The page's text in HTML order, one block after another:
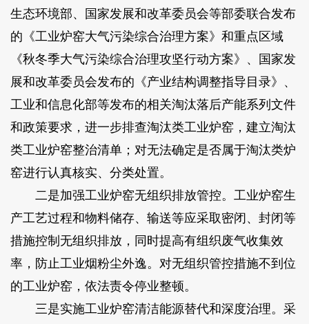
生态环境部、国家发展和改革委员会等部委联合发布
的《工业炉窑大气污染综合治理方案》和重点区域
《秋冬季大气污染综合治理攻坚行动方案》、国家发
展和改革委员会发布的《产业结构调整指导目录》、
工业和信息化部等发布的相关淘汰落后产能系列文件
和政策要求，进一步排查淘汰类工业炉窑，建立淘汰
类工业炉窑整治清单；对无法确定是否属于淘汰类炉
窑进行认真核实、分类处置。
二是加强工业炉窑无组织排放管控。工业炉窑生
产工艺过程和物料储存、输送等应采取密闭、封闭等
措施控制无组织排放，同时提高有组织废气收集效
率，防止工业烟粉尘外逸。对无组织管控措施不到位
的工业炉窑，依法责令停业整顿。
三是实施工业炉窑清洁能源替代和深度治理。采